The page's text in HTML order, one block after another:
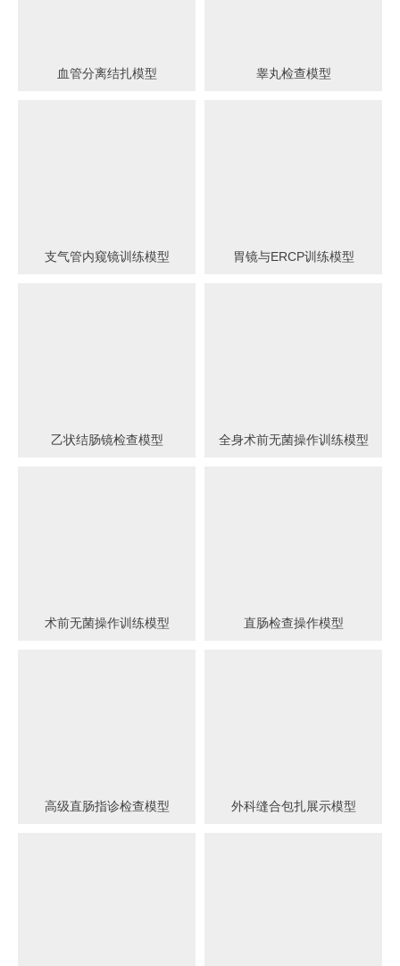
血管分离结扎模型 睾丸检查模型
支气管内窥镜训练模型 胃镜与ERCP训练模型
乙状结肠镜检查模型 全身术前无菌操作训练模型
术前无菌操作训练模型 直肠检查操作模型
高级直肠指诊检查模型 外科缝合包扎展示模型